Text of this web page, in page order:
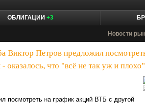
ОБЛИГАЦИИ +3
Новости
Виктор Петров предложил
что "всё не так уж и плохо"
посмотреть на график акций ВТБ с другой